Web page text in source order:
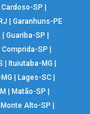
Cardoso-SP
Garanhuns-PE
| Guariba-SP
Comprida-SP
Ituiutaba-MG
Lages-SC|
Matão-SP
Monte Alto-SP